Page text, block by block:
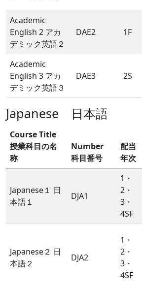
Academic
English 2 アカ
デミック英語２
DAE2 1F
Academic
English 3 アカ
デミック英語３
DAE3 2S
Japanese 日本語
Course Title
授業科目の名
称
Number
科目番号
配当
年次
Japanese１ 日
本語１
DJA1
1・
2・
3・
4SF
Japanese２ 日
本語２
DJA2
1・
2・
3・
4SF